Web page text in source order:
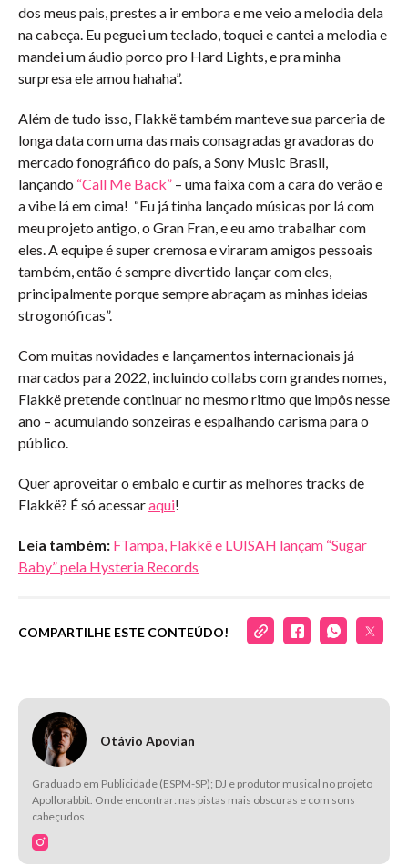
dos meus pais, prestes a ir embora e me veio a melodia dela
na cabeça. Eu peguei um teclado, toquei e cantei a melodia e
mandei um áudio porco pro Hard Lights, e pra minha
surpresa ele amou hahaha”.
Além de tudo isso, Flakkë também manteve sua parceria de
longa data com uma das mais consagradas gravadoras do
mercado fonográfico do país, a Sony Music Brasil,
lançando “Call Me Back” – uma faixa com a cara do verão e
a vibe lá em cima! “Eu já tinha lançado músicas por lá com
meu projeto antigo, o Gran Fran, e eu amo trabalhar com
eles. A equipe é super cremosa e viraram amigos pessoais
também, então é sempre divertido lançar com eles,
principalmente porque sempre abraçam as minhas ideias
strogonóficas”.
Com muitas novidades e lançamentos internacionais já
marcados para 2022, incluindo collabs com grandes nomes,
Flakkë pretende continuar no mesmo ritmo que impôs nesse
ano – acumulando sonzeiras e espalhando carisma para o
público.
Quer aproveitar o embalo e curtir as melhores tracks de
Flakkë? É só acessaraqui!
Leia também: FTampa, Flakkë e LUISAH lançam “Sugar
Baby” pela Hysteria Records
COMPARTILHE ESTE CONTEÚDO!
Otávio Apovian
Graduado em Publicidade (ESPM-SP); DJ e produtor musical no projeto
Apollorabbit. Onde encontrar: nas pistas mais obscuras e com sons
cabeçudos